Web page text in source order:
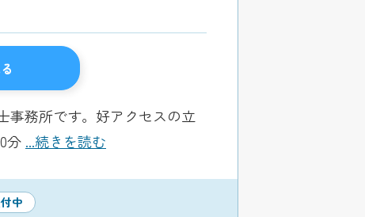
事務所です。好アクセスの立
分 ...続きを読む
中